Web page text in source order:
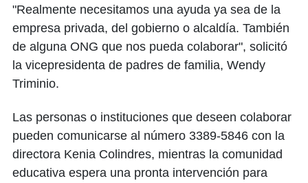
"Realmente necesitamos una ayuda ya sea de la
empresa privada, del gobierno o alcaldía. También
de alguna ONG que nos pueda colaborar", solicitó
la vicepresidenta de padres de familia, Wendy
Triminio.
Las personas o instituciones que deseen colaborar
pueden comunicarse al número 3389-5846 con la
directora Kenia Colindres, mientras la comunidad
educativa espera una pronta intervención para